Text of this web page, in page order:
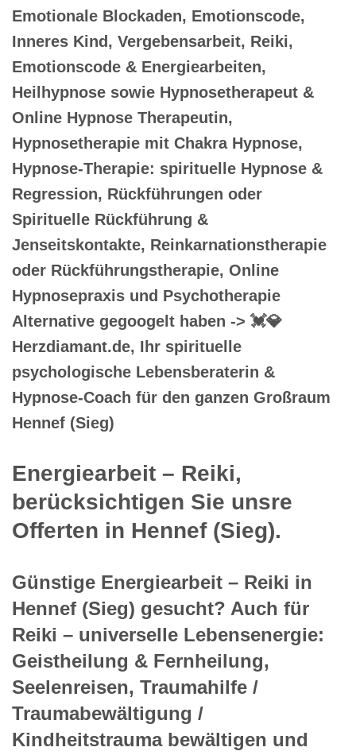
Emotionale Blockaden, Emotionscode,
Inneres Kind, Vergebensarbeit, Reiki,
Emotionscode & Energiearbeiten,
Heilhypnose sowie Hypnosetherapeut &
Online Hypnose Therapeutin,
Hypnosetherapie mit Chakra Hypnose,
Hypnose-Therapie: spirituelle Hypnose &
Regression, Rückführungen oder
Spirituelle Rückführung &
Jenseitskontakte, Reinkarnationstherapie
oder Rückführungstherapie, Online
Hypnosepraxis und Psychotherapie
Alternative gegoogelt haben -> 💓️💎
Herzdiamant.de, Ihr spirituelle
psychologische Lebensberaterin &
Hypnose-Coach für den ganzen Großraum
Hennef (Sieg)
Energiearbeit – Reiki,
berücksichtigen Sie unsre
Offerten in Hennef (Sieg).
Günstige Energiearbeit – Reiki in
Hennef (Sieg) gesucht? Auch für
Reiki – universelle Lebensenergie:
Geistheilung & Fernheilung,
Seelenreisen, Traumahilfe /
Traumabewältigung /
Kindheitstrauma bewältigen und